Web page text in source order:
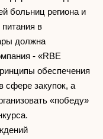
больниц региона и
в
должна
- «RBE
обеспечения
сфере закупок, а
«победу»